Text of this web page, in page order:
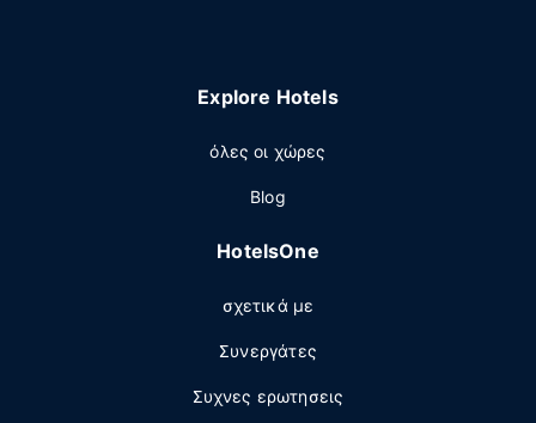
Explore Hotels
όλες οι χώρες
Blog
HotelsOne
σχετικά με
Συνεργάτες
Συχνες ερωτησεις